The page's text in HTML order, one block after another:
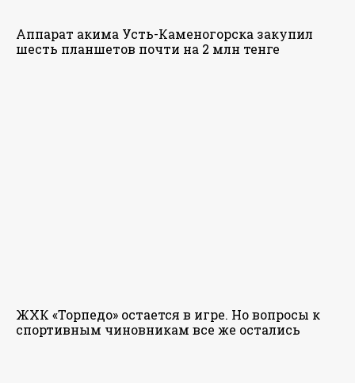
Аппарат акима Усть-Каменогорска закупил
шесть планшетов почти на 2 млн тенге
ЖХК «Торпедо» остается в игре. Но вопросы к
спортивным чиновникам все же остались